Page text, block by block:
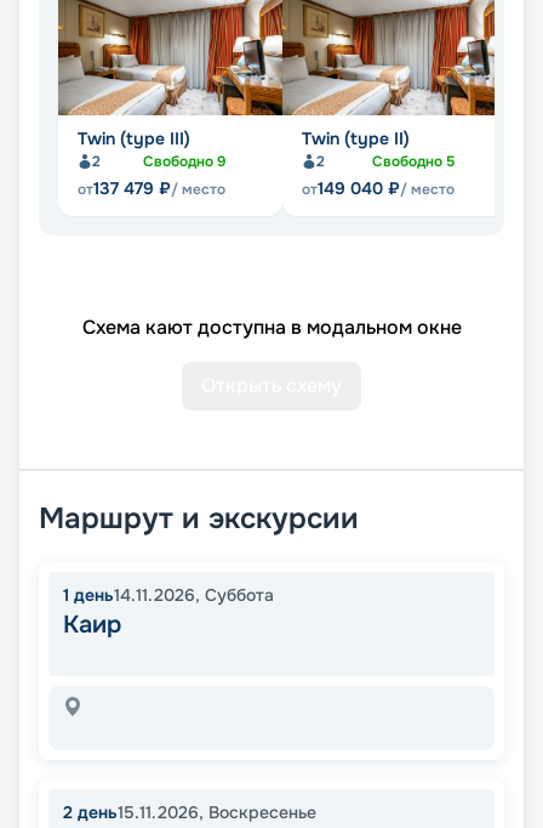
Twin (type III)
2 Свободно9
от137 479 ₽/ место
Twin (type II)
2 Свободно5
от149 040 ₽/ место
Схема кают доступна в модальном окне
Маршрут и экскурсии
1 день14.11.2026, Суббота
Каир
2 день15.11.2026, Воскресенье